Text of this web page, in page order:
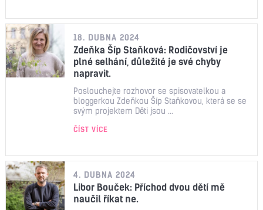
18. DUBNA 2024
Zdeňka Šíp Staňková: Rodičovství je
plné selhání, důležité je své chyby
napravit.
Poslouchejte rozhovor se spisovatelkou a
bloggerkou Zdeňkou Šíp Staňkovou, která se se
svým projektem Děti jsou ...
ČÍST VÍCE
4. DUBNA 2024
Libor Bouček: Příchod dvou dětí mě
naučil říkat ne.